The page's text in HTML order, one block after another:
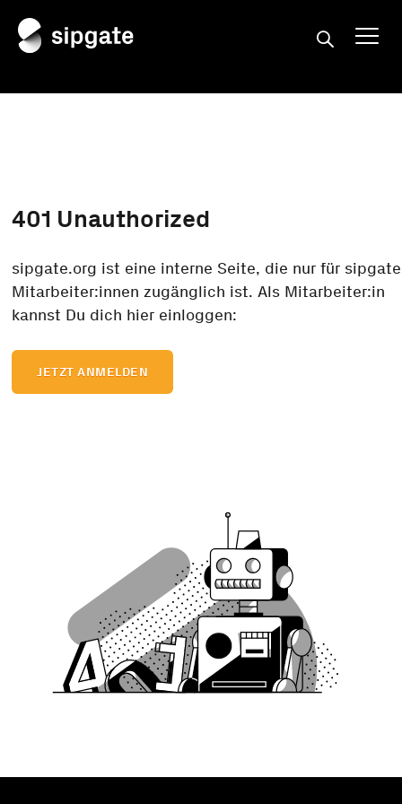
401 Unauthorized
sipgate.org ist eine interne Seite, die nur für sipgate
Mitarbeiter:innen zugänglich ist. Als Mitarbeiter:in
kannst Du dich hier einloggen:
JETZT ANMELDEN